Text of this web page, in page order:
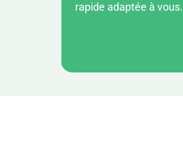
rapide adaptée à vous.